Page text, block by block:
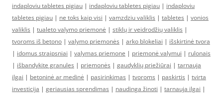
indaploviu tabletes pigiau | indaploviu tabletes pigiau | indaploviu
tabletes pigiau | ne toks kaip visi | vamzdziu valiklis | tabletes | vonios
valiklis | tualeto valymo priemonė | stiklų ir veidrodžių valiklis |
tvoroms iš betono | valymo priemonės | arko blokeliai | išskirtinė tvora
| idomus straipsniai | valymas priemone | priemonė valymui | rulonais
| išbandykite granules | priemonės | gaudyklių priežiūrai | tarnauja
ilgai | betoninė ar medinė | pasirinkimas | tvoroms | paskirtis | tvirta
investicija | geriausias sprendimas | naudinga žinoti | tarnauja ilgai |